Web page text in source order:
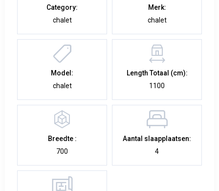
Category:
chalet
Merk:
chalet
Model:
chalet
Length Totaal (cm):
1100
Breedte :
700
Aantal slaapplaatsen:
4